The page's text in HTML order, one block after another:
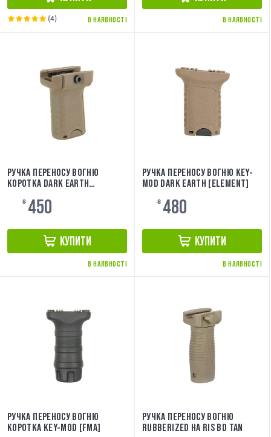
В НАЯВНОСТІ
(4) В НАЯВНОСТІ
РУЧКА ПЕРЕНОСУ ВОГНЮ
КОРОТКА DARK EARTH
₴ 450
КУПИТИ
В НАЯВНОСТІ
РУЧКА ПЕРЕНОСУ ВОГНЮ KEY-
MOD DARK EARTH [ELEMENT]
₴ 480
КУПИТИ
В НАЯВНОСТІ
РУЧКА ПЕРЕНОСУ ВОГНЮ
КОРОТКА KEY-MOD [FMA]
РУЧКА ПЕРЕНОСУ ВОГНЮ
RUBBERIZED НА RIS BD TAN